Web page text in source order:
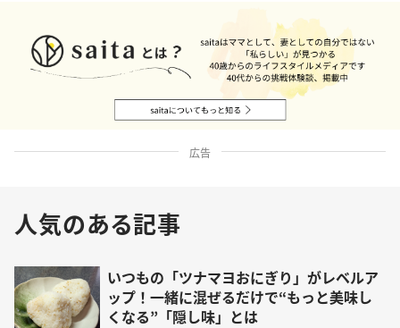
広告
人気のある記事
いつもの「ツナマヨおにぎり」がレベルア
ップ！一緒に混ぜるだけで“もっと美味し
くなる”「隠し味」とは